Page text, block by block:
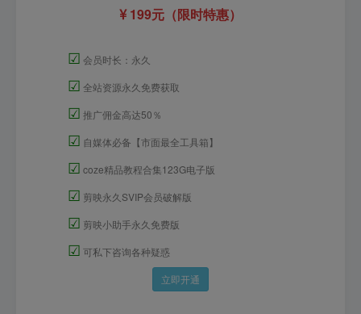
199元（限时特惠）
☑ 会员时长：永久
☑ 全站资源永久免费获取
☑ 推广佣金高达50％
☑ 自媒体必备【市面最全工具箱】
☑ coze精品教程合集123G电子版
☑ 剪映永久SVIP会员破解版
☑ 剪映小助手永久免费版
☑ 可私下咨询各种疑惑
立即开通